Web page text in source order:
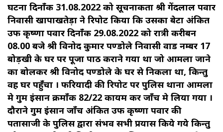
घटना दिनाँक 31.08.2022 को सूचनाकर्ता श्री गेंदलाल पवार
निवासी खापाखतेड़ा ने रिपोर्ट किया कि उसका बेटा अंकित
उर्फ कृष्णा पवार दिनाँक 29.08.2022 को रात्री करीबन
08.00 बजे श्री विनोद कुमार पण्डोले निवासी वार्ड नम्बर 17
बोड़खी के घर पर पूजा पाठ कराने गया था जो आमला जाने
का बोलकर श्री विनोद पण्डोले के घर से निकला था, किन्तु
वह घर पहुँचा । फरियादी की रिपोर्ट पर पुलिस थाना आमला
मे गुम इंसान क्रमाँक 82/22 कायम कर जाँच मे लिया गया ।
दौराने गुम इंसान जाँच अंकित उर्फ कृष्णा पवार की
पतासाजी के पुलिस द्वारा संभव सभी प्रयास किये गये किन्तु